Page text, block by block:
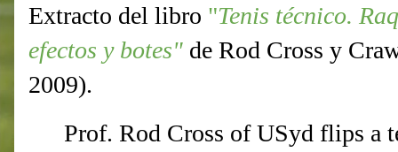
Extracto del libro "Tenis técnico.
efectos y botes" de Rod Cross y
2009).
Prof. Rod Cross of USyd flips a